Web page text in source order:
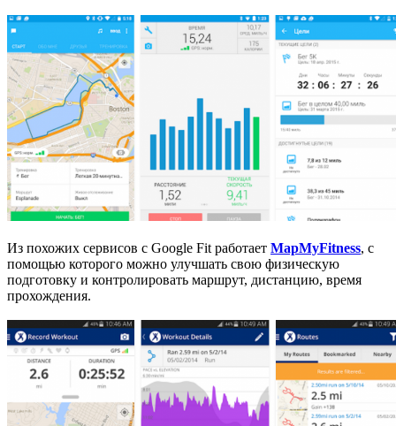
Из похожих сервисов с Google Fit работает MapMyFitness, с
помощью которого можно улучшать свою физическую
подготовку и контролировать маршрут, дистанцию, время
прохождения.